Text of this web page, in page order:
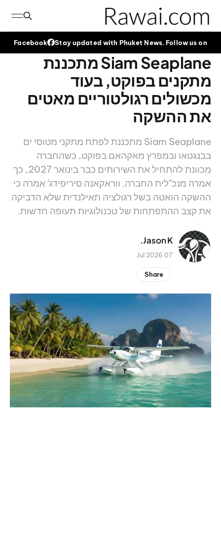
Stay updated with Phuket News. Follow us on
Facebook
Siam Seaplane מתכננת
מתקנים בפוקט, בעוד
מכשולים רגולטוריים מאטים
את ההשקה
Siam Seaplane מתכננת לפתח מתקני מטוסי ים
בבנגטאו ובמפרץ מאקהאם בפוקט, כשהחברה
מכוונת להתחיל את השירותים כבר בינואר 2027, כך
אמרה מנכ"לית החברה. ווראקאנה סיריפידג' אמרה כי
ההשקה הואטה בשל רגולציה תאילנדית שלא הדביקה
את קצב ההתפתחות של טכנולוגיות תעופה חדשות.
Jason K.
07 Jul 2026
Share